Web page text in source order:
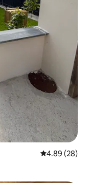
Calificación
4.89 (28)